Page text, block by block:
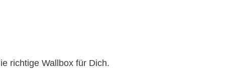
richtige Wallbox für Dich.